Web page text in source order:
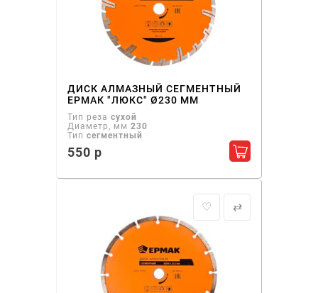
ДИСК АЛМАЗНЫЙ СЕГМЕНТНЫЙ
ЕРМАК "ЛЮКС" Ø230 ММ
Тип реза сухой
Диаметр, мм 230
Тип сегментный
550 р Добавить в
♡ ⇄